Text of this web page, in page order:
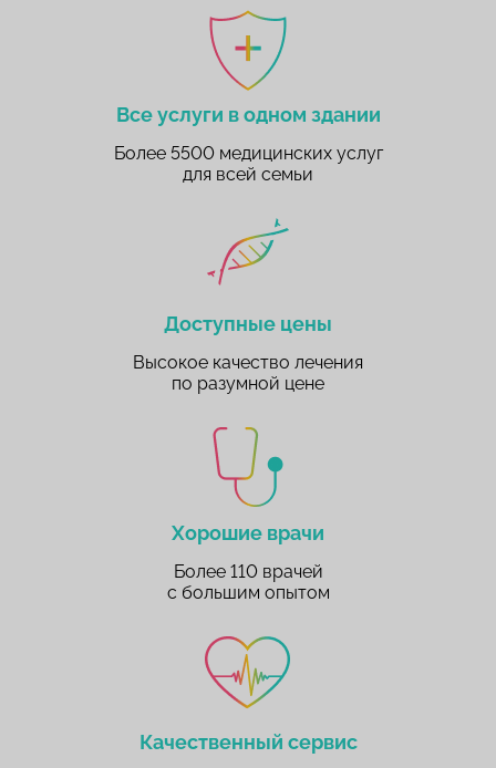
Все услуги в одном здании
Более 5500 медицинских услуг
для всей семьи
Доступные цены
Высокое качество лечения
по разумной цене
Хорошие врачи
Более 110 врачей
с большим опытом
Качественный сервис